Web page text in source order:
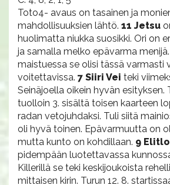
Toto4- avaus on tasainen ja
mahdollisuuksien lähtö. 11 Jetsu
huolimatta niukka suosikki. Ori on
ja samalla melko epävarma
maistuessa se olisi tässä varmasti
voitettavissa. 7 Siiri Vei teki
Seinäjoella oikein hyvän esityksen.
tuolloin 3. sisältä toisen kaarteen
radan vetojuhdaksi. Tuli siitä
oli hyvä toinen. Epävarmuutta on
mutta kunto on kohdillaan. 9
pidempään luotettavassa
Killerillä se teki keskijoukoista
mittaisen kirin. Turun 12. 8.